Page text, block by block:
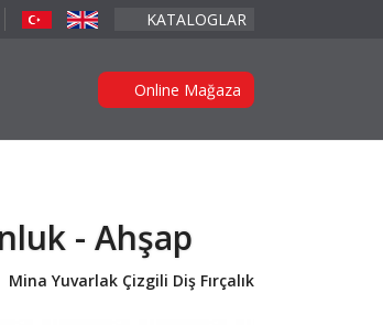
KATALOGLAR
Online Mağaza
- Ahşap
Mina Yuvarlak Çizgili Diş Fırçalık Ve Macunluk -